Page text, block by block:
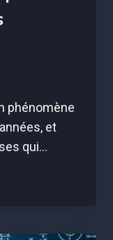
phénomène
et
qui…